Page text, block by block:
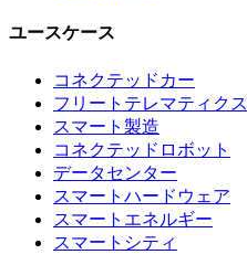
ユースケース
コネクテッドカー
フリートテレマティクス
スマート製造
コネクテッドロボット
データセンター
スマートハードウェア
スマートエネルギー
スマートシティ